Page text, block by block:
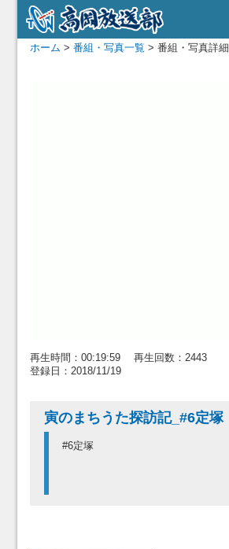
ホーム > 番組・写真一覧 > 番組・写真詳細
再生時間：00:19:59 再生回数：2443
登録日：2018/11/19
寅のまちうた探訪記_#6定塚
#6定塚